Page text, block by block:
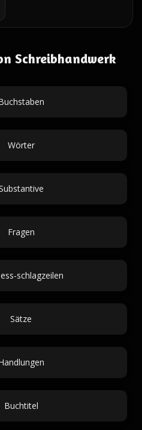
Schreibhandwerk
Wörter
Fragen
schlagzeilen
Sätze
Buchtitel